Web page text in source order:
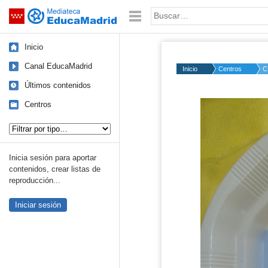
Saltar navegación Palabra o frase:
Inicio
Canal EducaMadrid
Últimos contenidos
Centros
Inicia sesión para aportar
contenidos, crear listas de
reproducción...
Iniciar sesión
Inicio Centros